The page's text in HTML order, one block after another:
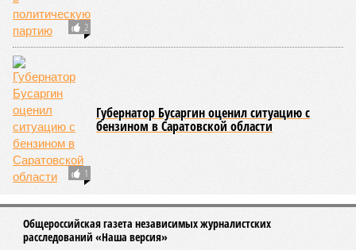
2
1
Губернатор Бусаргин оценил ситуацию с
бензином в Саратовской области
Общероссийская газета независимых журналистских
расследований «Наша версия»